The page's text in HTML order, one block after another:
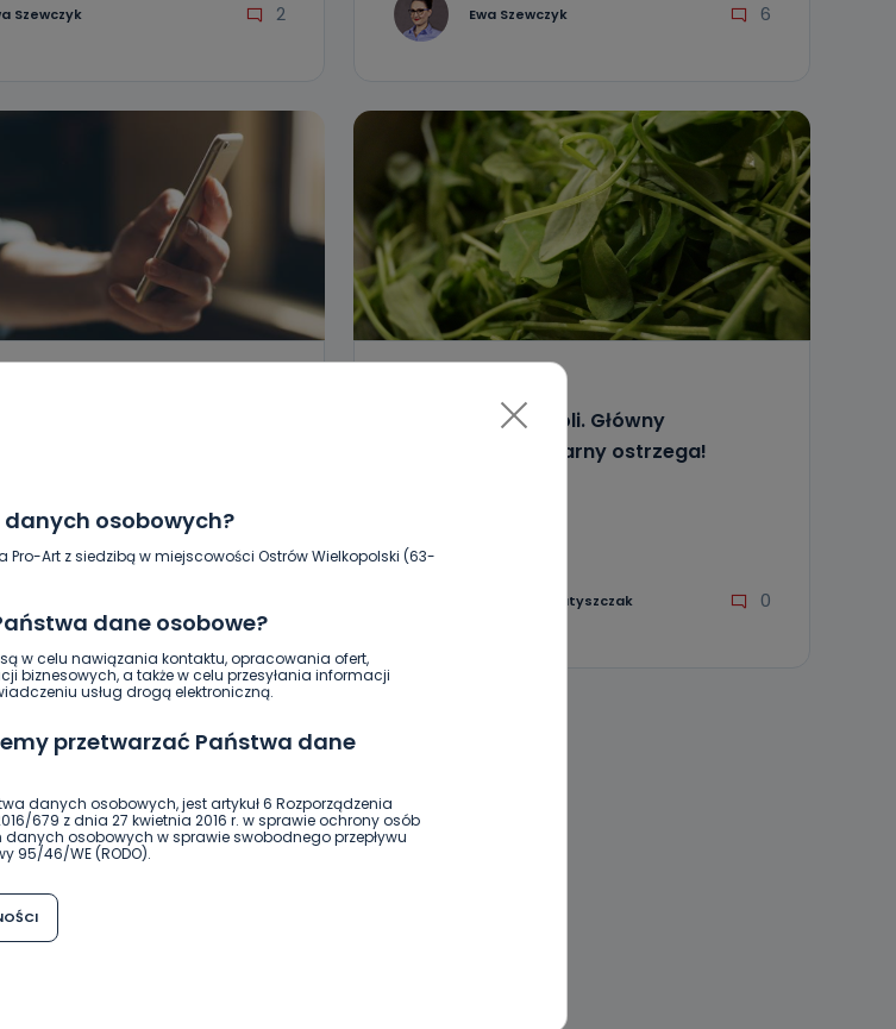
osobowych?
Art z siedzibą w miejscowości Ostrów Wielkopolski (63-
dane osobowe?
w celu nawiązania kontaktu, opracowania ofert,
biznesowych, a także w celu przesyłania informacji
usług drogą elektroniczną.
przetwarzać Państwa dane
danych osobowych, jest artykuł 6 Rozporządzenia
679 z dnia 27 kwietnia 2016 r. w sprawie ochrony osób
osobowych w sprawie swobodnego przepływu
95/46/WE (RODO).
zgody?
nie jest wymogiem ustawowym lub umownym oraz
Szewczyk 2 Ewa Szewczyk 6
Salmonella w rukoli. Główny
Inspektorat Sanitarny ostrzega!
Sebastian Matyszczak 0